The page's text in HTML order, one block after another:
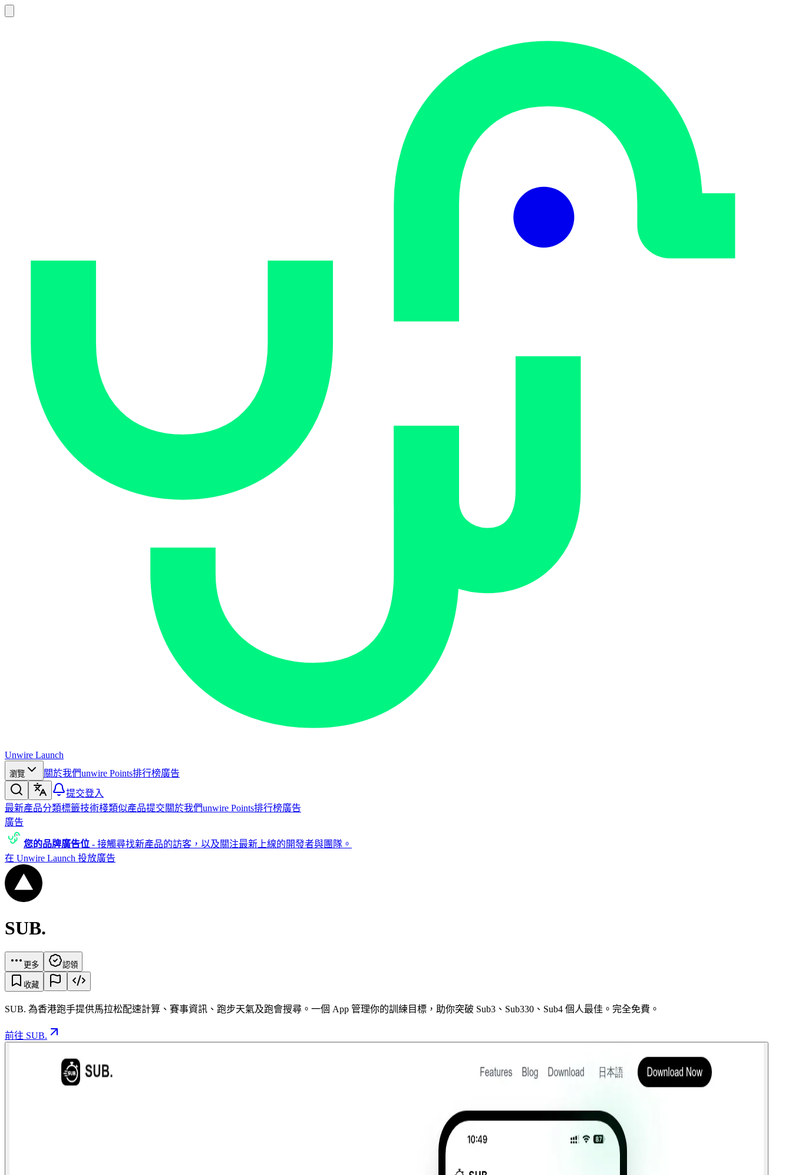
Unwire Launch
瀏覽 關於我們unwire Points排行榜廣告
提交登入
最新產品分類標籤技術棧類似產品提交關於我們unwire Points排行榜廣告
廣告
您的品牌廣告位 - 接觸尋找新產品的訪客，以及關注最新上線的開發者與團隊。
在 Unwire Launch 投放廣告
SUB.
更多 認領
收藏
SUB. 為香港跑手提供馬拉松配速計算、賽事資訊、跑步天氣及跑會搜尋。一個 App 管理你的訓練目標，助你突破 Sub3、Sub330、Sub4 個人最佳。完全免費。
前往 SUB.